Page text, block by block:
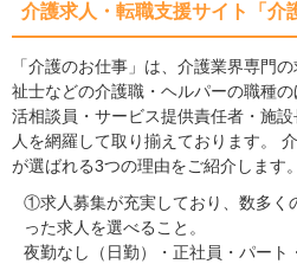
介護求人・転職支援サイト「介
「介護のお仕事」は、介護業界専門
祉士などの介護職・ヘルパーの職種
活相談員・サービス提供責任者・施
人を網羅して取り揃えております。
が選ばれる3つの理由をご紹介します。
①求人募集が充実しており、数多く
った求人を選べること。
夜勤なし（日勤）・正社員・パート